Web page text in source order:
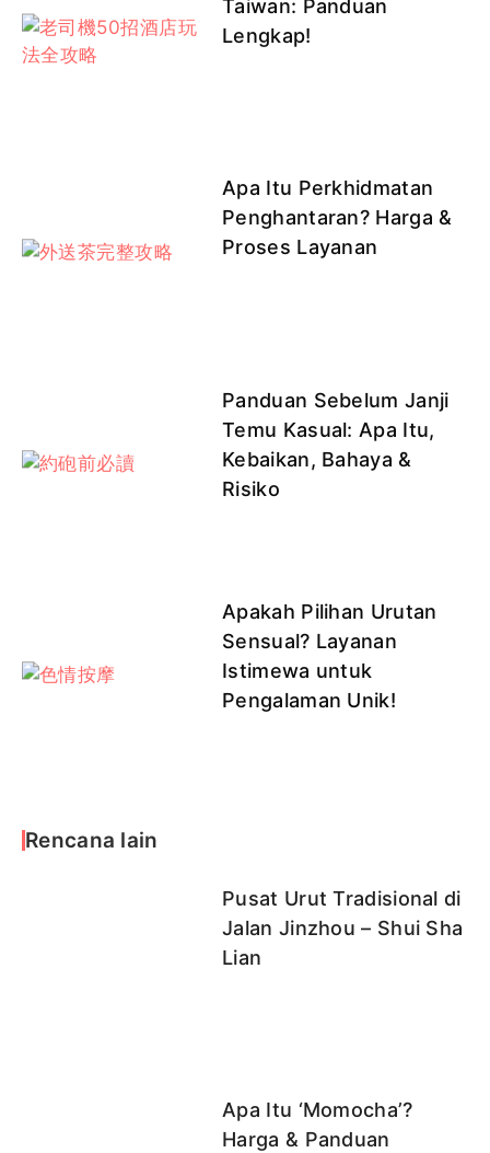
Taiwan: Panduan
Lengkap!
Apa Itu Perkhidmatan
Penghantaran? Harga &
Proses Layanan
Panduan Sebelum Janji
Temu Kasual: Apa Itu,
Kebaikan, Bahaya &
Risiko
Apakah Pilihan Urutan
Sensual? Layanan
Istimewa untuk
Pengalaman Unik!
Rencana lain
Pusat Urut Tradisional di
Jalan Jinzhou – Shui Sha
Lian
Apa Itu ‘Momocha’?
Harga & Panduan